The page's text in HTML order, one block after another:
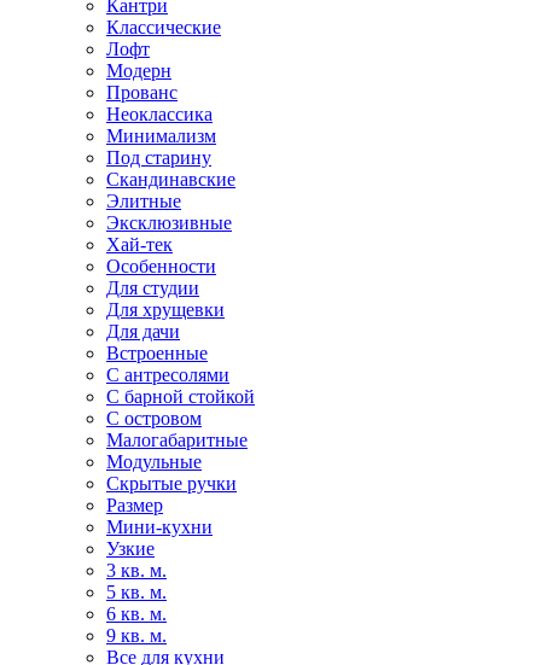
Кантри
Классические
Лофт
Модерн
Прованс
Неоклассика
Минимализм
Под старину
Скандинавские
Элитные
Эксклюзивные
Хай-тек
Особенности
Для студии
Для хрущевки
Для дачи
Встроенные
С антресолями
С барной стойкой
С островом
Малогабаритные
Модульные
Скрытые ручки
Размер
Мини-кухни
Узкие
3 кв. м.
5 кв. м.
6 кв. м.
9 кв. м.
Все для кухни